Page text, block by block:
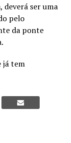
deverá ser uma
pelo
da ponte
já tem